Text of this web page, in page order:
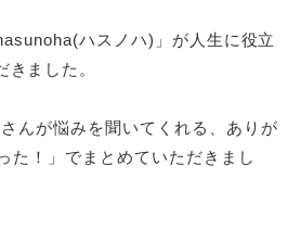
ハスノハ)」が人生に役立
きました。
んが悩みを聞いてくれる、ありが
た！」 でまとめていただきまし